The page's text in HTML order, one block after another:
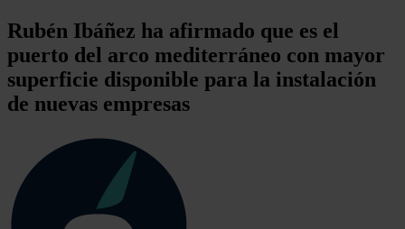
Rubén Ibáñez ha afirmado que es el
puerto del arco mediterráneo con mayor
superficie disponible para la instalación
de nuevas empresas